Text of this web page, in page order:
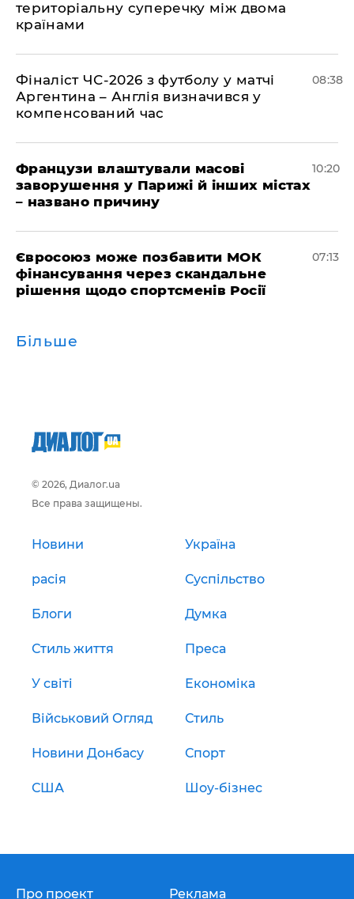
територіальну суперечку між двома
країнами
Фіналіст ЧС-2026 з футболу у матчі
Аргентина – Англія визначився у
компенсований час
08:38
Французи влаштували масові
заворушення у Парижі й інших містах
– названо причину
10:20
Євросоюз може позбавити МОК
фінансування через скандальне
рішення щодо спортсменів Росії
07:13
Більше
© 2026, Диалог.ua
Все права защищены.
Новини Україна
расія Суспільство
Блоги Думка
Стиль життя Преса
У світі Економіка
Військовий Огляд Стиль
Новини Донбасу Спорт
США Шоу-бізнес
Про проект Реклама